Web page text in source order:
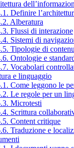
Definire
Alberatura
Flussi di interazione
Sistemi di
Tipologie di
Ontologie e
Vocabolari
e linguaggio
Come leggono le
Le regole per un
Microtesti
Scrittura
Content critique
Traduzione e